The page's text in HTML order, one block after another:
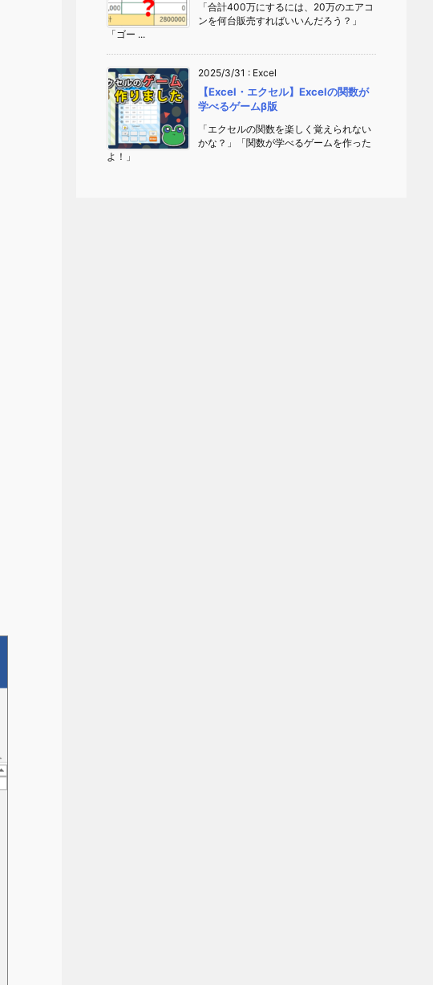
「合計400万にするには、20万のエアコ
ンを何台販売すればいいんだろう？」
「ゴー ...
2025/3/31 : Excel
【Excel・エクセル】Excelの関数が
学べるゲームβ版
「エクセルの関数を楽しく覚えられない
かな？」「関数が学べるゲームを作った
よ！」